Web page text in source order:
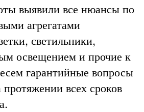
выявили все нюансы по
агрегатами
светильники,
освещением и прочие к
гарантийные вопросы
всех сроков